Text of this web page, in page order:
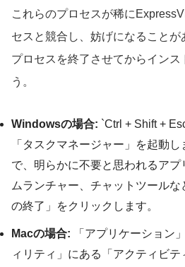
これらのプロセスが稀に
セスと競合し、妨げになること
プロセスを終了させてからインス
う。
Windowsの場合: `Ctrl + Shift +
「タスクマネージャー」を起動
で、明らかに不要と思われるア
ムランチャー、チャットツール
の終了」をクリックします。
Macの場合: 「アプリケーション
ィリティ」にある「アクティビテ